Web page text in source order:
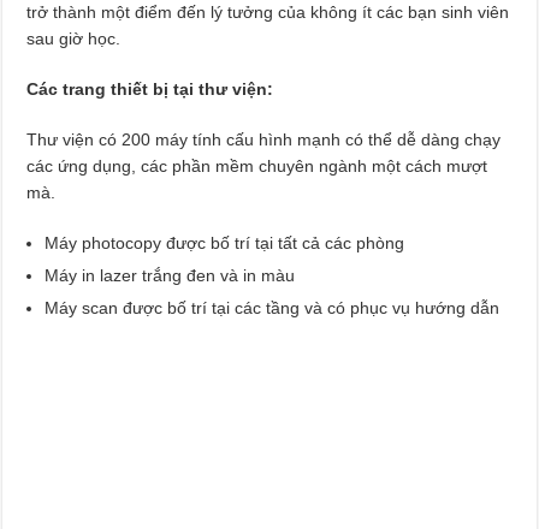
trở thành một điểm đến lý tưởng của không ít các bạn sinh viên
sau giờ học.
Các trang thiết bị tại thư viện:
Thư viện có 200 máy tính cấu hình mạnh có thể dễ dàng chạy
các ứng dụng, các phần mềm chuyên ngành một cách mượt
mà.
Máy photocopy được bố trí tại tất cả các phòng
Máy in lazer trắng đen và in màu
Máy scan được bố trí tại các tầng và có phục vụ hướng dẫn